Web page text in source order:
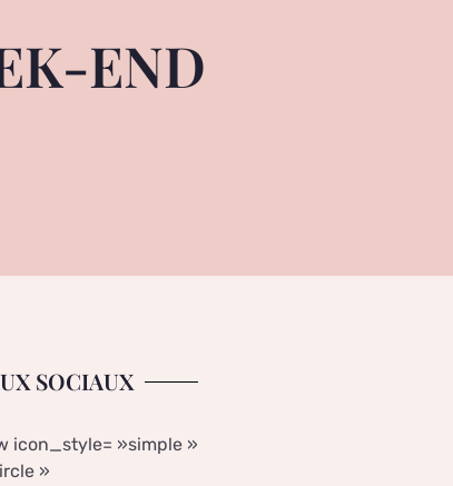
END
SOCIAUX
icon_style= »simple »
»